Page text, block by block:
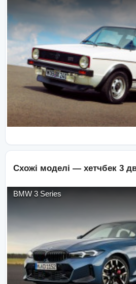
Схожі моделі — хетчбек 3
BMW 3 Series